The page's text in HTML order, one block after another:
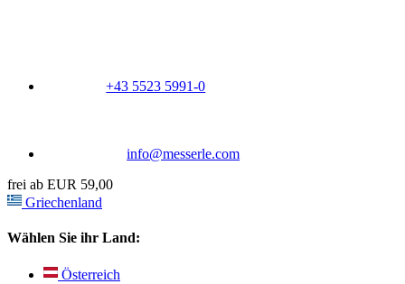
+43 5523 5991-0
info@messerle.com
frei ab EUR 59,00
Griechenland
Wählen Sie ihr Land:
Österreich